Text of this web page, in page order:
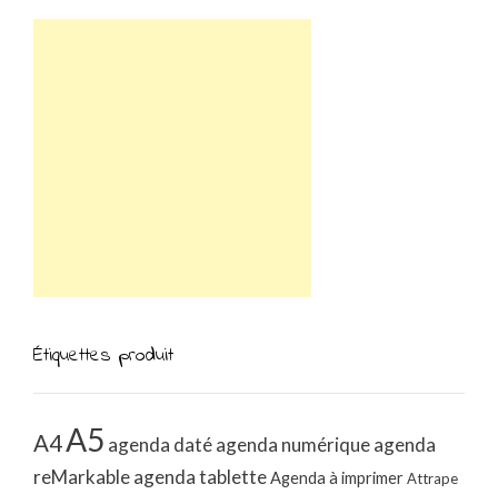
Étiquettes produit
A4A5 agenda datéagenda numériqueagenda
reMarkableagenda tabletteAgenda à imprimerAttrape